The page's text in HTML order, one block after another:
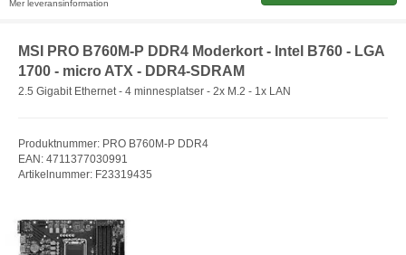
Mer leveransinformation
MSI PRO B760M-P DDR4 Moderkort - Intel B760 - LGA
1700 - micro ATX - DDR4-SDRAM
2.5 Gigabit Ethernet - 4 minnesplatser - 2x M.2 - 1x LAN
Produktnummer: PRO B760M-P DDR4
EAN: 4711377030991
Artikelnummer: F23319435